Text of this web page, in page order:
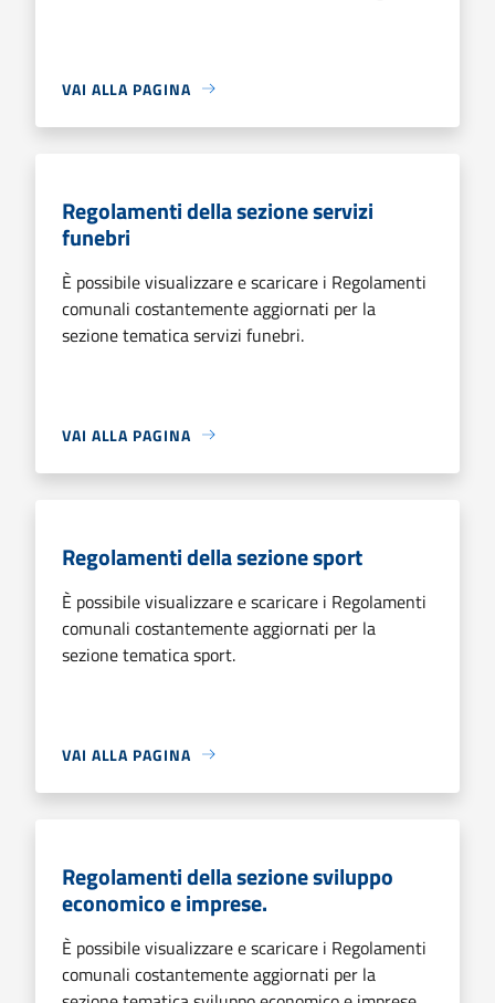
VAI ALLA PAGINA
Regolamenti della sezione servizi
funebri
È possibile visualizzare e scaricare i Regolamenti
comunali costantemente aggiornati per la
sezione tematica servizi funebri.
VAI ALLA PAGINA
Regolamenti della sezione sport
È possibile visualizzare e scaricare i Regolamenti
comunali costantemente aggiornati per la
sezione tematica sport.
VAI ALLA PAGINA
Regolamenti della sezione sviluppo
economico e imprese.
È possibile visualizzare e scaricare i Regolamenti
comunali costantemente aggiornati per la